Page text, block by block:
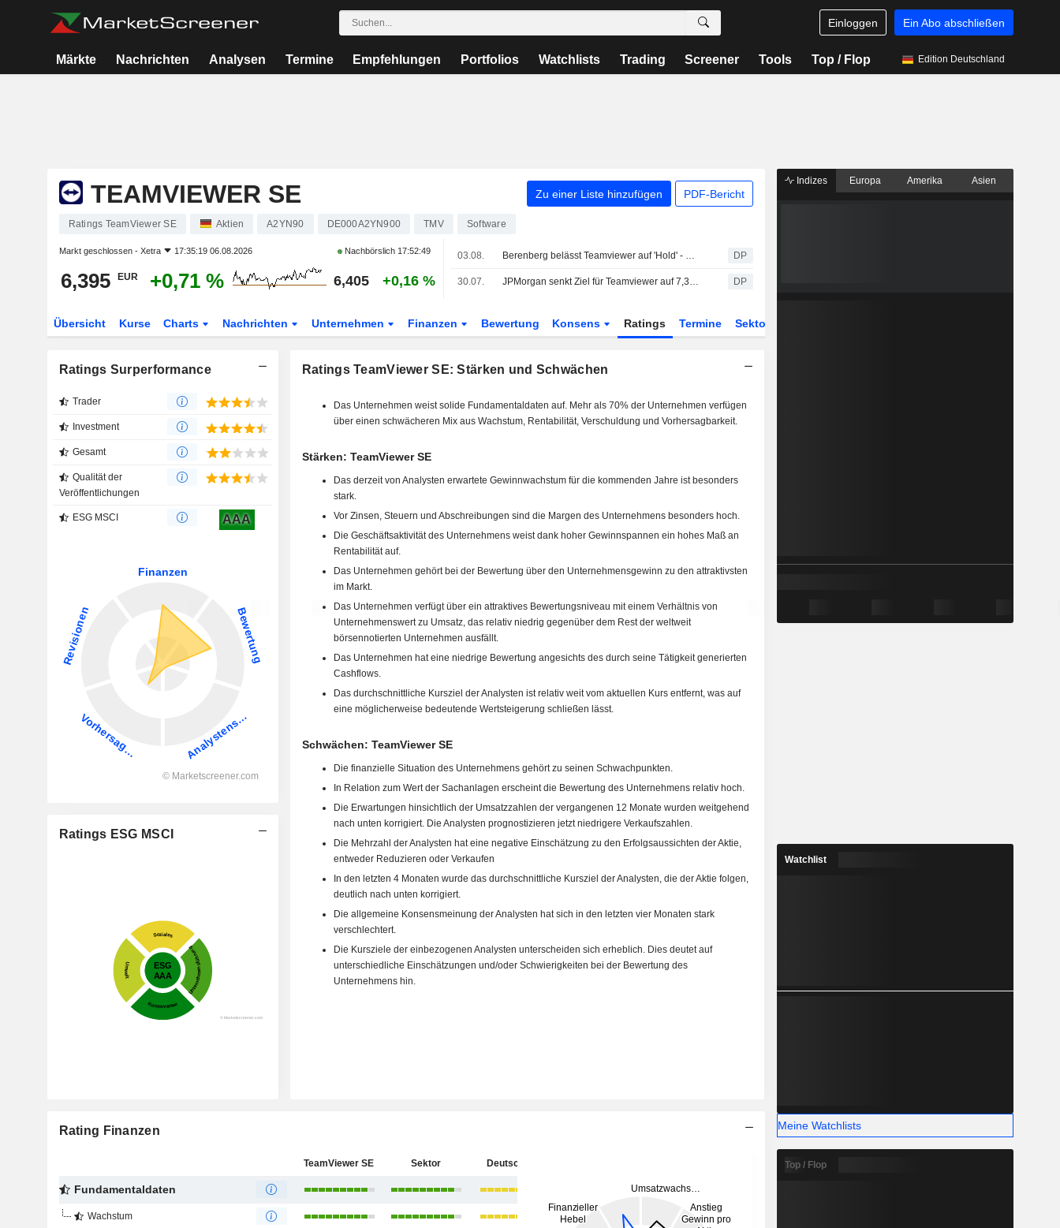
Einloggen Ein Abo abschließen
Märkte Nachrichten Analysen Termine Empfehlungen Portfolios Watchlists Trading Screener Tools Top / Flop Edition Deutschland
TEAMVIEWER SE Zu einer Liste hinzufügen PDF-Bericht
Ratings TeamViewer SE Aktien A2YN90 DE000A2YN900 TMV Software
Markt geschlossen - Xetra 17:35:19 06.08.2026 Nachbörslich 17:52:49
6,395 EUR +0,71 % 6,405 +0,16 %
03.08. Berenberg belässt Teamviewer auf 'Hold' - Ziel 6,70 Euro DP
30.07. JPMorgan senkt Ziel für Teamviewer auf 7,30 Euro - 'Neutral' DP
Übersicht Kurse Charts Nachrichten Unternehmen Finanzen Bewertung Konsens Ratings Termine Sektor
Ratings Surperformance
Trader
Investment
Gesamt
Qualität der
Veröffentlichungen
ESG MSCI AAA
Ratings ESG MSCI
Ratings TeamViewer SE: Stärken und Schwächen
Das Unternehmen weist solide Fundamentaldaten auf. Mehr als 70% der Unternehmen verfügen
über einen schwächeren Mix aus Wachstum, Rentabilität, Verschuldung und Vorhersagbarkeit.
Stärken: TeamViewer SE
Das derzeit von Analysten erwartete Gewinnwachstum für die kommenden Jahre ist besonders
stark.
Vor Zinsen, Steuern und Abschreibungen sind die Margen des Unternehmens besonders hoch.
Die Geschäftsaktivität des Unternehmens weist dank hoher Gewinnspannen ein hohes Maß an
Rentabilität auf.
Das Unternehmen gehört bei der Bewertung über den Unternehmensgewinn zu den attraktivsten
im Markt.
Das Unternehmen verfügt über ein attraktives Bewertungsniveau mit einem Verhältnis von
Unternehmenswert zu Umsatz, das relativ niedrig gegenüber dem Rest der weltweit
börsennotierten Unternehmen ausfällt.
Das Unternehmen hat eine niedrige Bewertung angesichts des durch seine Tätigkeit generierten
Cashflows.
Das durchschnittliche Kursziel der Analysten ist relativ weit vom aktuellen Kurs entfernt, was auf
eine möglicherweise bedeutende Wertsteigerung schließen lässt.
Schwächen: TeamViewer SE
Die finanzielle Situation des Unternehmens gehört zu seinen Schwachpunkten.
In Relation zum Wert der Sachanlagen erscheint die Bewertung des Unternehmens relativ hoch.
Die Erwartungen hinsichtlich der Umsatzzahlen der vergangenen 12 Monate wurden weitgehend
nach unten korrigiert. Die Analysten prognostizieren jetzt niedrigere Verkaufszahlen.
Die Mehrzahl der Analysten hat eine negative Einschätzung zu den Erfolgsaussichten der Aktie,
entweder Reduzieren oder Verkaufen
In den letzten 4 Monaten wurde das durchschnittliche Kursziel der Analysten, die der Aktie folgen,
deutlich nach unten korrigiert.
Die allgemeine Konsensmeinung der Analysten hat sich in den letzten vier Monaten stark
verschlechtert.
Die Kursziele der einbezogenen Analysten unterscheiden sich erheblich. Dies deutet auf
unterschiedliche Einschätzungen und/oder Schwierigkeiten bei der Bewertung des
Unternehmens hin.
Rating Finanzen
TeamViewer SE Sektor Deutschland
Fundamentaldaten
Wachstum
Indizes Europa Amerika Asien
Watchlist
Meine Watchlists
Top / Flop